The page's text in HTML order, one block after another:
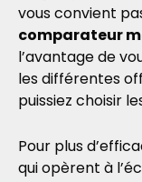
vous convient
comparateur
l’avantage de
les différentes
puissiez choisir
Pour plus
qui opèrent à